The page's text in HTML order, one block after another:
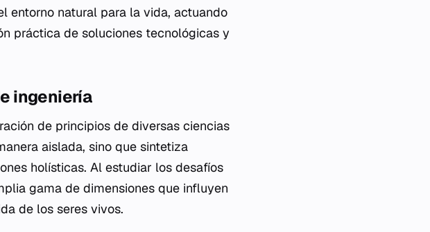
entorno natural para la vida, actuando
práctica de soluciones tecnológicas y
ingeniería
de principios de diversas ciencias
aislada, sino que sintetiza
holísticas. Al estudiar los desafíos
gama de dimensiones que influyen
de los seres vivos.